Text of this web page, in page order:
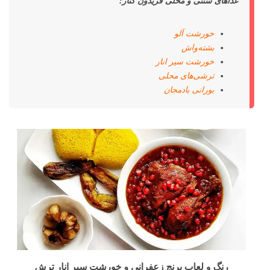
خورشت آلو
بشته‌واش
خورشت سیر انار
ترشی‌های محلی
بورانی بادمجان
رنگ و لعاب برنج زعفرانی و خورشت سیر انار ترش